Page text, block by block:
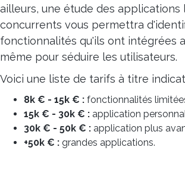
ailleurs, une étude des applications
concurrents vous permettra
fonctionnalités qu'ils ont intégrées
même pour séduire les utilisateurs.
Voici une liste de tarifs à titre
8k € - 15k € : fonctionnalités
15k € - 30k € : application
30k € - 50k € : application plus
+50k € : grandes applications.